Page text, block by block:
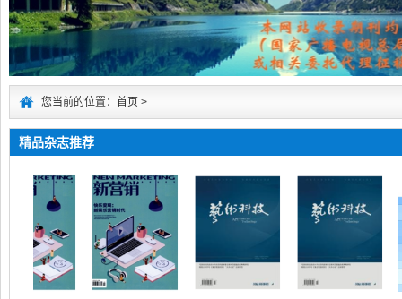
您当前的位置：首页 >
精品杂志推荐